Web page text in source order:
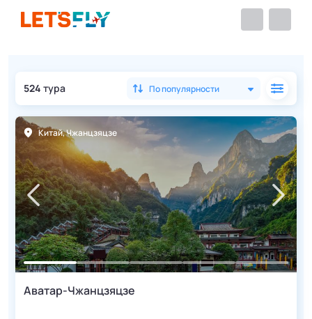
524 тура По популярности
Китай,Чжанцзяцзе
Аватар-Чжанцзяцзе